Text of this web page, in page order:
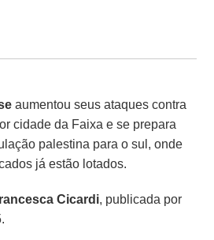
aumentou seus ataques contra
cidade da Faixa e se prepara
palestina para o sul, onde
já estão lotados.
Cicardi, publicada por